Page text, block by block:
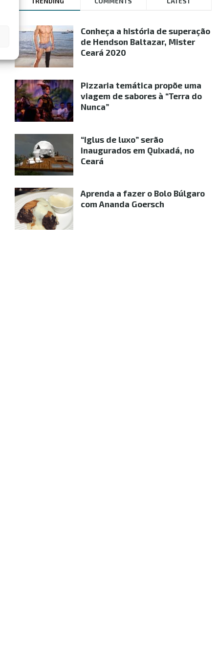
Conheça a história de superação
de Hendson Baltazar, Mister
Ceará 2020
Pizzaria temática propõe uma
viagem de sabores à “Terra do
Nunca”
“Iglus de luxo” serão
inaugurados em Quixadá, no
Ceará
Aprenda a fazer o Bolo Búlgaro
com Ananda Goersch